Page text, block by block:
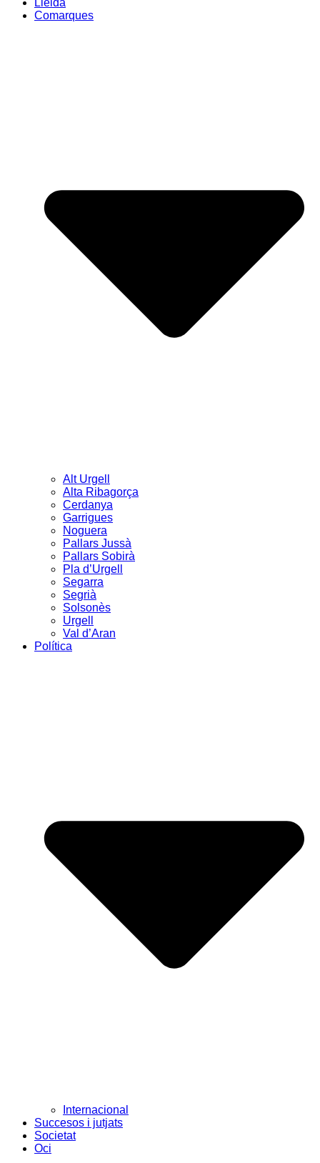
Lleida
Comarques
Alt Urgell
Alta Ribagorça
Cerdanya
Garrigues
Noguera
Pallars Jussà
Pallars Sobirà
Pla d’Urgell
Segarra
Segrià
Solsonès
Urgell
Val d’Aran
Política
Internacional
Succesos i jutjats
Societat
Oci